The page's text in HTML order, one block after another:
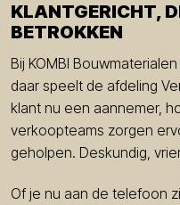
KLANTGERICHT,
BETROKKEN
Bij KOMBI
daar speelt de afdeling
klant nu een aannemer,
verkoopteams zorgen
geholpen. Deskundig,
Of je nu aan de telefoon